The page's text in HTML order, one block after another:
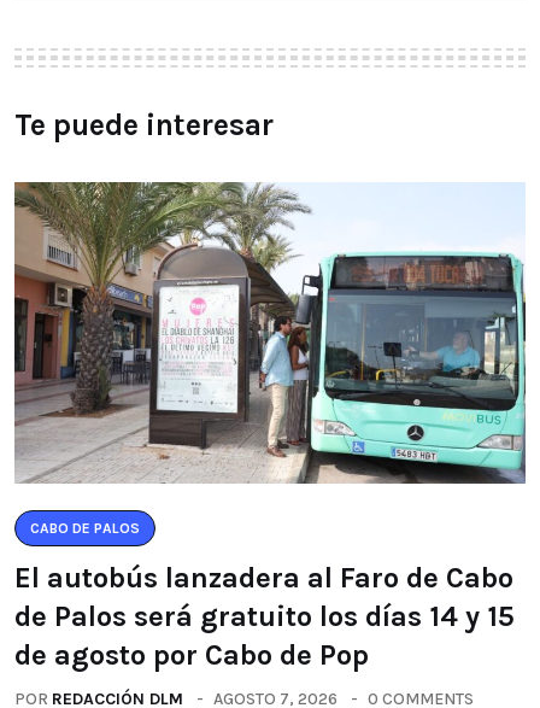
Te puede interesar
CABO DE PALOS
El autobús lanzadera al Faro de Cabo
de Palos será gratuito los días 14 y 15
de agosto por Cabo de Pop
POR REDACCIÓN DLM AGOSTO 7, 2026 0 COMMENTS